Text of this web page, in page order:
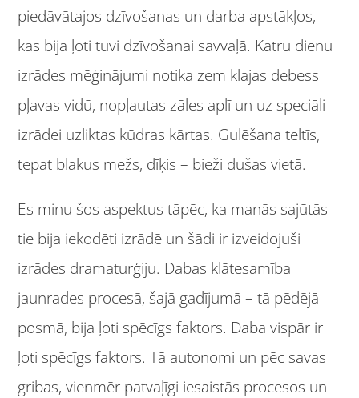
piedāvātajos dzīvošanas un darba apstākļos,
kas bija ļoti tuvi dzīvošanai savvaļā. Katru dienu
izrādes mēģinājumi notika zem klajas debess
pļavas vidū, nopļautas zāles aplī un uz speciāli
izrādei uzliktas kūdras kārtas. Gulēšana teltīs,
tepat blakus mežs, dīķis – bieži dušas vietā.
Es minu šos aspektus tāpēc, ka manās sajūtās
tie bija iekodēti izrādē un šādi ir izveidojuši
izrādes dramaturģiju. Dabas klātesamība
jaunrades procesā, šajā gadījumā – tā pēdējā
posmā, bija ļoti spēcīgs faktors. Daba vispār ir
ļoti spēcīgs faktors. Tā autonomi un pēc savas
gribas, vienmēr patvaļīgi iesaistās procesos un